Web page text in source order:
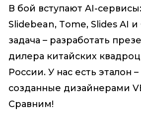
В бой вступают AI-
Slidebean, Tome, Slides AI и
задача – разработать
дилера китайских
России. У нас есть эталон
созданные дизайнерами
Сравним!